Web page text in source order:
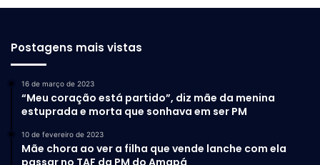
Postagens mais vistas
16 de março de 2023
“Meu coração está partido”, diz mãe da menina
estuprada e morta que sonhava em ser PM
10 de fevereiro de 2023
Mãe chora ao ver a filha que vende lanche com ela
passar no TAF da PM do Amapá